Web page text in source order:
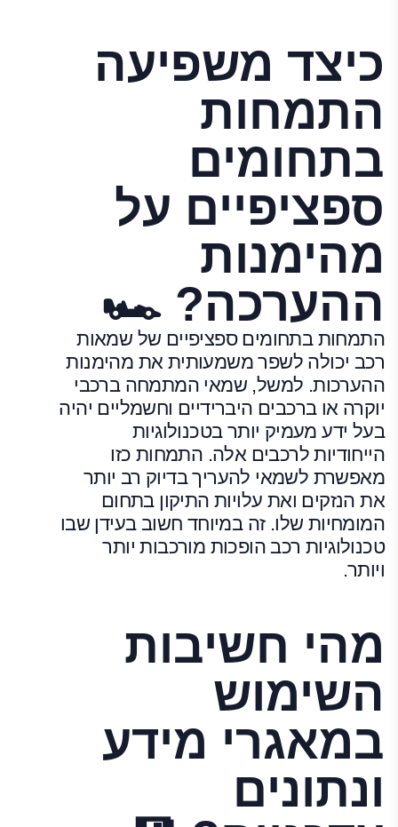
כיצד משפיעה
התמחות
בתחומים
ספציפיים על
מהימנות
ההערכה? 🏎️
התמחות בתחומים ספציפיים של שמאות
רכב יכולה לשפר משמעותית את מהימנות
ההערכות. למשל, שמאי המתמחה ברכבי
יוקרה או ברכבים היברידיים וחשמליים יהיה
בעל ידע מעמיק יותר בטכנולוגיות
הייחודיות לרכבים אלה. התמחות כזו
מאפשרת לשמאי להעריך בדיוק רב יותר
את הנזקים ואת עלויות התיקון בתחום
המומחיות שלו. זה במיוחד חשוב בעידן שבו
טכנולוגיות רכב הופכות מורכבות יותר
ויותר.
מהי חשיבות
השימוש
במאגרי מידע
ונתונים